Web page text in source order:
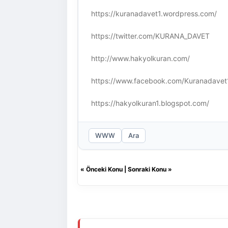
https://kuranadavet1.wordpress.com/
https://twitter.com/KURANA_DAVET
http://www.hakyolkuran.com/
https://www.facebook.com/
https://hakyolkuran1.blogspot.com/
WWW Ara
« Önceki Konu Sonraki Konu »